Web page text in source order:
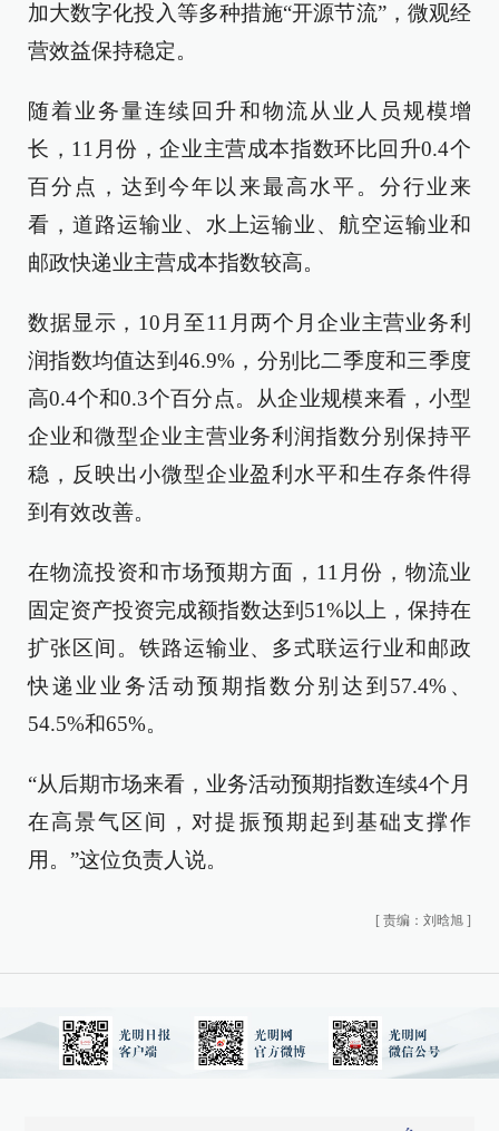
加大数字化投入等多种措施“开源节流”，微观经
营效益保持稳定。
随着业务量连续回升和物流从业人员规模增
长，11月份，企业主营成本指数环比回升0.4个
百分点，达到今年以来最高水平。分行业来
看，道路运输业、水上运输业、航空运输业和
邮政快递业主营成本指数较高。
数据显示，10月至11月两个月企业主营业务利
润指数均值达到46.9%，分别比二季度和三季度
高0.4个和0.3个百分点。从企业规模来看，小型
企业和微型企业主营业务利润指数分别保持平
稳，反映出小微型企业盈利水平和生存条件得
到有效改善。
在物流投资和市场预期方面，11月份，物流业
固定资产投资完成额指数达到51%以上，保持在
扩张区间。铁路运输业、多式联运行业和邮政
快递业业务活动预期指数分别达到57.4%、
54.5%和65%。
“从后期市场来看，业务活动预期指数连续4个月
在高景气区间，对提振预期起到基础支撑作
用。”这位负责人说。
[ 责编：刘晗旭 ]